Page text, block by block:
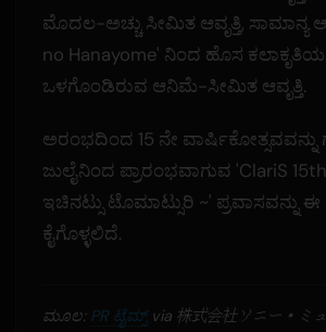
ಮೊದಲ-ಅಚ್ಚು ಸೀಮಿತ ಆವೃತ್ತಿ, ಸಾಮಾನ್ಯ
no Hanayome' ನಿಂದ ಹೊಸ
ಒಳಗೊಂಡಿರುವ ಆನಿಮೆ-ಸೀಮಿತ ಆವೃತ್ತಿ.
ಅರಂಭದಿಂದ 15 ನೇ ವಾರ್ಷಿಕೋತ್ಸವವನ್ನು
ಜುಲೈನಿಂದ ಪ್ರಾರಂಭವಾಗುವ 'ClariS
ಇಚಿನಟ್ಸು ಟೊಮಾಟ್ಸುರಿ ~' ಪ್ರವಾಸವನ್ನು ಈ
ಕೈಗೊಳ್ಳಲಿದೆ.
ಮೂಲ: PR ಟೈಮ್ಸ್via 株式会社ソニー・ミ